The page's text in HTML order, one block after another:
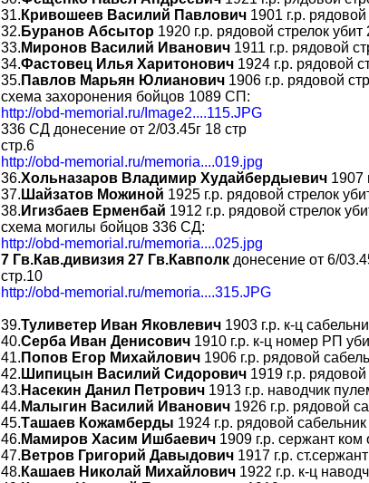
31. Кривошеев Василий Павлович 1901 г.р.
32. Буранов Абсытор 1920 г.р. рядовой стрелок убит
33. Миронов Василий Иванович 1911 г.р. рядовой
34.Фастовец Илья Харитонович 1924 г.р. рядовой
35. Павлов Марьян Юлианович 1906 г.р. рядовой
схема захоронения бойцов 1089 СП:
http://obd-memorial.ru/Image2....115.JPG
336 СД донесение от 2/03.45г 18 стр
стр.6
http://obd-memorial.ru/memoria....019.jpg
36.Хольназаров Владимир Худайбердыевич 1907
37. Шайзатов Можиной 1925 г.р. рядовой стрелок
38. Игизбаев Ерменбай 1912 г.р. рядовой стрелок
схема могилы бойцов 336 СД:
http://obd-memorial.ru/memoria....025.jpg
7 Гв.Кав.дивизия 27 Гв.Кавполк донесение от 6/
стр.10
http://obd-memorial.ru/memoria....315.JPG
39.Туливетер Иван Яковлевич 1903 г.р. к-ц
40.Серба Иван Денисович 1910 г.р. к-ц номер РП
41. Попов Егор Михайлович 1906 г.р. рядовой
42. Шипицын Василий Сидорович 1919 г.р.
43. Насекин Данил Петрович 1913 г.р. наводчик
44. Малыгин Василий Иванович 1926 г.р. рядовой
45.Ташаев Кожамберды 1924 г.р. рядовой
46. Мамиров Хасим Ишбаевич 1909 г.р. сержант ком
47. Ветров Григорий Давыдович 1917 г.р.
48. Кашаев Николай Михайлович 1922 г.р. к-ц